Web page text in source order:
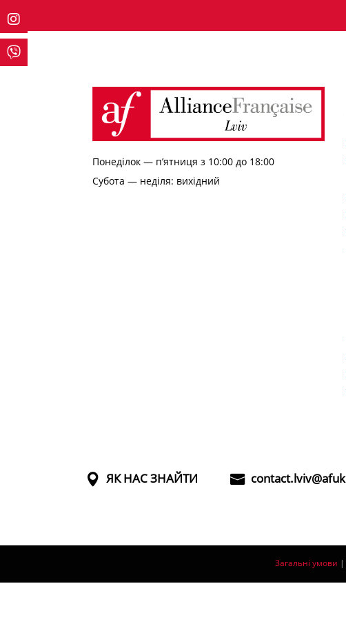
Понеділок — п’ятниця з 10:00 до 18:00
Субота — неділя: вихідний
ЯК НАС ЗНАЙТИ
Загальні умови |